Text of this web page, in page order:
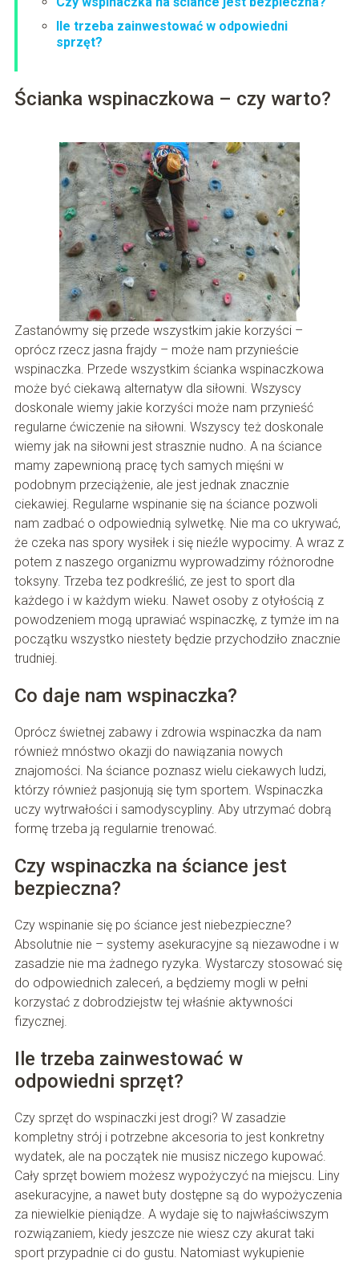
Ile trzeba zainwestować w odpowiedni
sprzęt?
Ścianka wspinaczkowa – czy warto?
Zastanówmy się przede wszystkim jakie korzyści –
oprócz rzecz jasna frajdy – może nam przynieście
wspinaczka. Przede wszystkim ścianka wspinaczkowa
może być ciekawą alternatyw dla siłowni. Wszyscy
doskonale wiemy jakie korzyści może nam przynieść
regularne ćwiczenie na siłowni. Wszyscy też doskonale
wiemy jak na siłowni jest strasznie nudno. A na ściance
mamy zapewnioną pracę tych samych mięśni w
podobnym przeciążenie, ale jest jednak znacznie
ciekawiej. Regularne wspinanie się na ściance pozwoli
nam zadbać o odpowiednią sylwetkę. Nie ma co ukrywać,
że czeka nas spory wysiłek i się nieźle wypocimy. A wraz z
potem z naszego organizmu wyprowadzimy różnorodne
toksyny. Trzeba tez podkreślić, ze jest to sport dla
każdego i w każdym wieku. Nawet osoby z otyłością z
powodzeniem mogą uprawiać wspinaczkę, z tymże im na
początku wszystko niestety będzie przychodziło znacznie
trudniej.
Co daje nam wspinaczka?
Oprócz świetnej zabawy i zdrowia wspinaczka da nam
również mnóstwo okazji do nawiązania nowych
znajomości. Na ściance poznasz wielu ciekawych ludzi,
którzy również pasjonują się tym sportem. Wspinaczka
uczy wytrwałości i samodyscypliny. Aby utrzymać dobrą
formę trzeba ją regularnie trenować.
Czy wspinaczka na ściance jest
bezpieczna?
Czy wspinanie się po ściance jest niebezpieczne?
Absolutnie nie – systemy asekuracyjne są niezawodne i w
zasadzie nie ma żadnego ryzyka. Wystarczy stosować się
do odpowiednich zaleceń, a będziemy mogli w pełni
korzystać z dobrodziejstw tej właśnie aktywności
fizycznej.
Ile trzeba zainwestować w
odpowiedni sprzęt?
Czy sprzęt do wspinaczki jest drogi? W zasadzie
kompletny strój i potrzebne akcesoria to jest konkretny
wydatek, ale na początek nie musisz niczego kupować.
Cały sprzęt bowiem możesz wypożyczyć na miejscu. Liny
asekuracyjne, a nawet buty dostępne są do wypożyczenia
za niewielkie pieniądze. A wydaje się to najwłaściwszym
rozwiązaniem, kiedy jeszcze nie wiesz czy akurat taki
sport przypadnie ci do gustu. Natomiast wykupienie